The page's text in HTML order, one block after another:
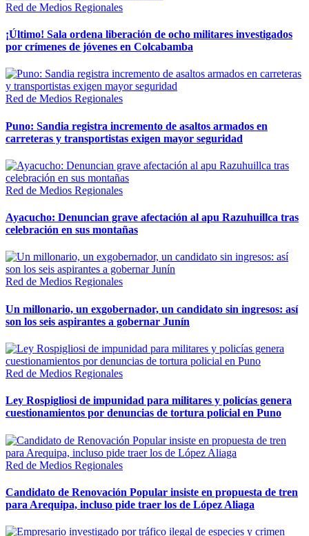
Red de Medios Regionales
¡Último! Sala ordena liberación de ocho militares investigados
por crímenes de jóvenes en Colcabamba
Red de Medios Regionales
Puno: Sandia registra incremento de asaltos armados en
carreteras y transportistas exigen mayor seguridad
Red de Medios Regionales
Ayacucho: Denuncian grave afectación al apu Razuhuillca tras
celebración en sus montañas
Red de Medios Regionales
Un millonario, un exgobernador, un candidato sin ingresos: así
son los seis aspirantes a gobernar Junín
Red de Medios Regionales
Ley Rospigliosi de impunidad para militares y policías genera
cuestionamientos por denuncias de tortura policial en Puno
Red de Medios Regionales
Candidato de Renovación Popular insiste en propuesta de tren
para Arequipa, incluso pide traer los de López Aliaga